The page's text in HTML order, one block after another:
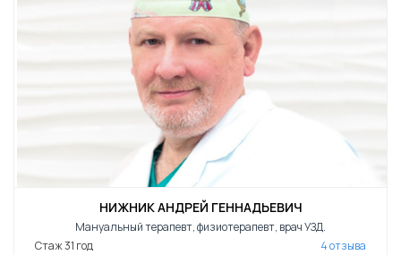
НИЖНИК АНДРЕЙ ГЕННАДЬЕВИЧ
Мануальный терапевт, физиотерапевт, врач УЗД.
Стаж 31 год
4 отзыва